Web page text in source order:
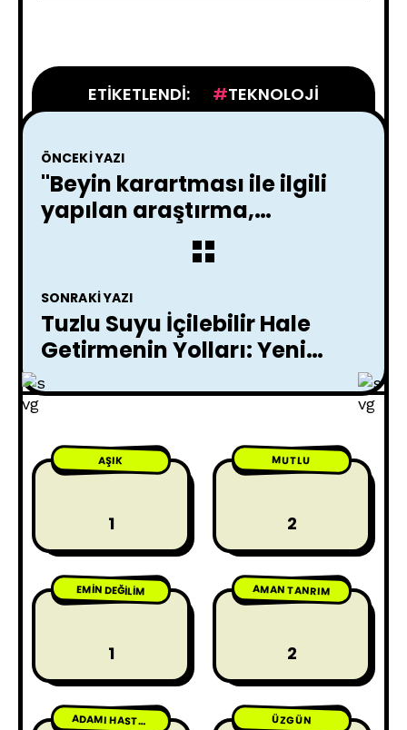
ETIKETLENDI: TEKNOLOJI
ÖNCEKI YAZI
"Beyin karartması ile ilgili
yapılan araştırma,
migrenlerin nedenlerini
ortaya koyuyor."
SONRAKI YAZI
Tuzlu Suyu İçilebilir Hale
Getirmenin Yolları: Yeni
Çözümler Aranıyor
AŞIK
1
MUTLU
2
EMIN DEĞILIM
1
AMAN TANRIM
2
ADAMI HASTA ETME ÜZGÜN